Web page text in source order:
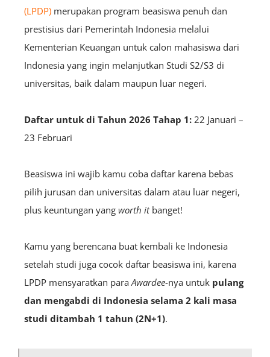
(LPDP) merupakan program beasiswa penuh dan
prestisius dari Pemerintah Indonesia melalui
Kementerian Keuangan untuk calon mahasiswa dari
Indonesia yang ingin melanjutkan Studi S2/S3 di
universitas, baik dalam maupun luar negeri.
Daftar untuk di Tahun 2026 Tahap 1: 22 Januari –
23 Februari
Beasiswa ini wajib kamu coba daftar karena bebas
pilih jurusan dan universitas dalam atau luar negeri,
plus keuntungan yang worth itbanget!
Kamu yang berencana buat kembali ke Indonesia
setelah studi juga cocok daftar beasiswa ini, karena
LPDP mensyaratkan paraAwardee-nya untuk pulang
dan mengabdi di Indonesia selama 2 kali masa
studi ditambah 1 tahun (2N+1).